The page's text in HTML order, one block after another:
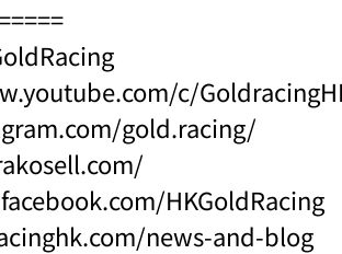
c/
gold.racing/
HKGoldRacing
news-and-blog